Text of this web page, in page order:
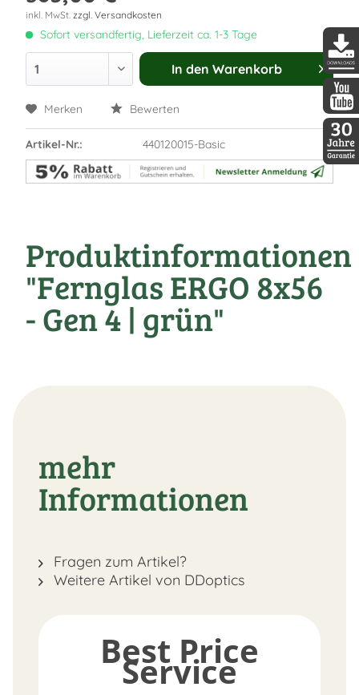
inkl. MwSt. zzgl. Versandkosten
Sofort versandfertig, Lieferzeit ca. 1-3 Tage
In den Warenkorb
Merken Bewerten
Artikel-Nr.: 440120015-Basic
Produktinformationen
"Fernglas ERGO 8x56
- Gen 4 | grün"
mehr
Informationen
Fragen zum Artikel?
Weitere Artikel von DDoptics
Best Price
Service
30